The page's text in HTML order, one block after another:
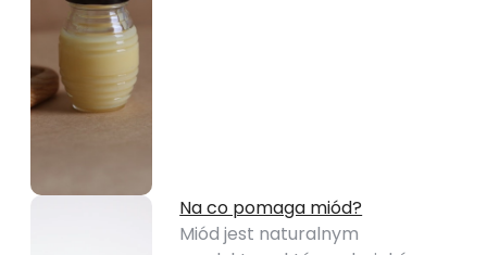
Na co pomaga miód?
Miód jest naturalnym